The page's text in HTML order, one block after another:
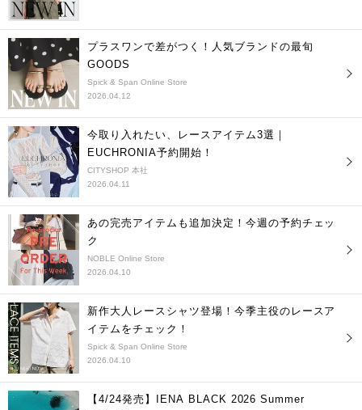
プラスワンで差がつく！人気ブランドの最旬
GOODS
Spick & Span Online Store
2026.04.12
今取り入れたい、レースアイテム3選｜
EUCHRONIA予約開始！
CITYSHOP 本社
2026.04.11
あの完売アイテムも追加決定！今週の予約チェッ
ク
NOBLE Online Store
2026.04.10
新作大人レースシャツ登場！今季主役のレースア
イテムをチェック！
Spick & Span Online Store
2026.04.10
【4/24発売】IENA BLACK 2026 Summer